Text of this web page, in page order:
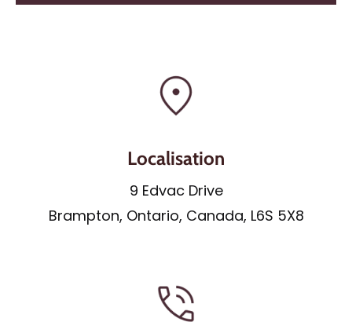
Localisation
9 Edvac Drive
Brampton, Ontario, Canada, L6S 5X8